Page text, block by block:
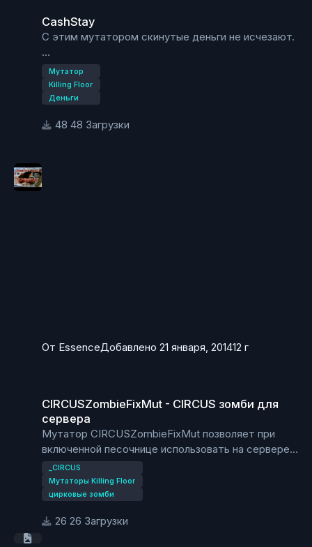
ботов
Number Bots - Кол-во ботов
CashStay
С этим мутатором скинутые деньги не исчезают.
Код мутатора:
CashStayMut.CashStayMut
Мутатор
Killing Floor
Деньги
48 Загрузки
От EssenceДобавлено 21 января, 201412 г
CIRCUSZombieFixMut - CIRCUS зомби для
сервера
Мутатор CIRCUSZombieFixMut позволяет при
включенной песочнице использовать на сервере
цирковых мобов.
_CIRCUS
Мутаторы Killing Floor
цирковые зомби
26 Загрузки